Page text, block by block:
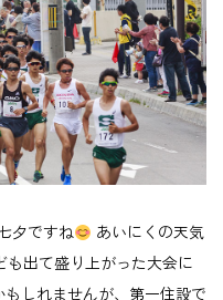
夕ですね
あいにくの天気
出て盛り上がった大会に
しれませんが、第一住設で